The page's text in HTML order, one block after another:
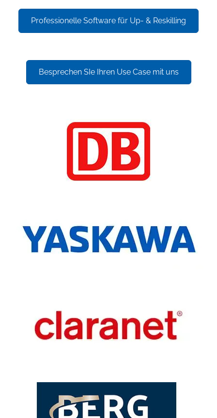
Professionelle Software für Up- & Reskilling
Besprechen SIe Ihren Use Case mit uns